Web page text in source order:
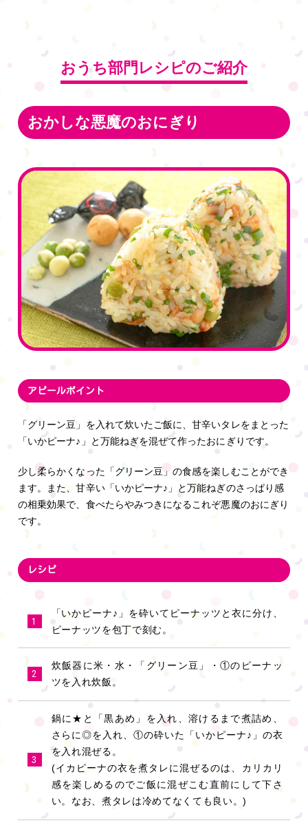
おうち部門レシピのご紹介
おかしな悪魔のおにぎり
アピールポイント
「グリーン豆」を入れて炊いたご飯に、甘辛いタレをまとった
「いかピーナ♪」と万能ねぎを混ぜて作ったおにぎりです。
少し柔らかくなった「グリーン豆」の食感を楽しむことができ
ます。また、甘辛い「いかピーナ♪」と万能ねぎのさっぱり感
の相乗効果で、食べたらやみつきになるこれぞ悪魔のおにぎり
です。
レシピ
1
「いかピーナ♪」を砕いてピーナッツと衣に分け、
ピーナッツを包丁で刻む。
2
炊飯器に米・水・「グリーン豆」・①のピーナッ
ツを入れ炊飯。
3
鍋に★と「黒あめ」を入れ、溶けるまで煮詰め、
さらに◎を入れ、①の砕いた「いかピーナ♪」の衣
を入れ混ぜる。
(イカピーナの衣を煮タレに混ぜるのは、カリカリ
感を楽しめるのでご飯に混ぜこむ直前にして下さ
い。なお、煮タレは冷めてなくても良い。)